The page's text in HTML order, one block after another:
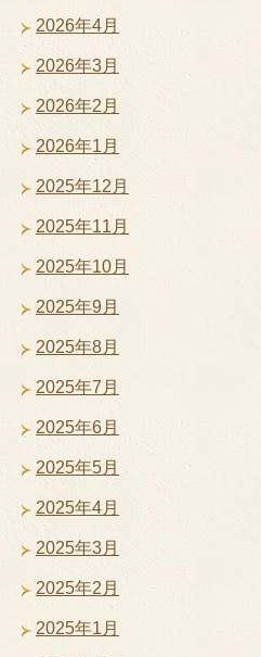
2026年4月
2026年3月
2026年2月
2026年1月
2025年12月
2025年11月
2025年10月
2025年9月
2025年8月
2025年7月
2025年6月
2025年5月
2025年4月
2025年3月
2025年2月
2025年1月